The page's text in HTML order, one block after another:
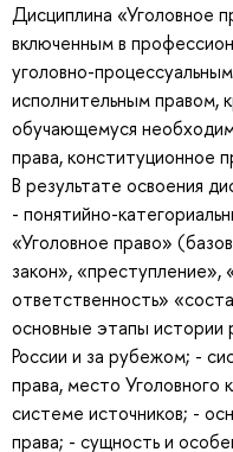
Дисциплина «Уголовное
включенным в
уголовно-
исполнительным правом,
обучающемуся
права, конституционное
В результате освоения
- понятийно-
«Уголовное право»
закон», «преступление»,
ответственность»
основные этапы истории
России и за рубежом; -
права, место Уголовного
системе источников; -
права; - сущность и